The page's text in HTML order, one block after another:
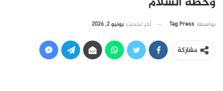
بواسطة Tag Press آخر تحديث يونيو 2, 2026
مشاركة